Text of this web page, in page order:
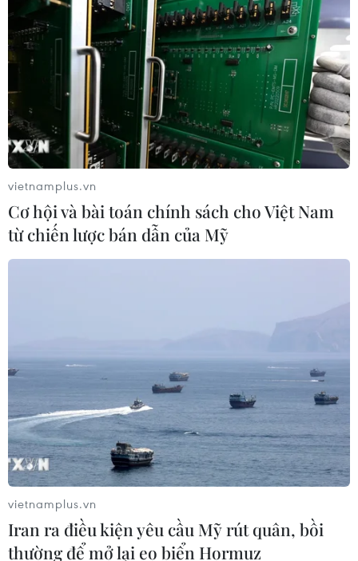
TIN CÙNG CHUYÊN MỤC
Hà Nội: Xử lý dứt điểm 3 vụ việc vi
phạm tại hồ Đồng Đò trước 30/9
09/08/2026 12:49
Quảng Trị: Mưa lớn gây ngập cục bộ,
tiềm ẩn nguy cơ lũ quét, sạt lở đất
09/08/2026 09:37
vietnamplus.vn
Cơ hội và bài toán chính sách cho Việt Nam
từ chiến lược bán dẫn của Mỹ
vietnamplus.vn
Iran ra điều kiện yêu cầu Mỹ rút quân, bồi
thường để mở lại eo biển Hormuz